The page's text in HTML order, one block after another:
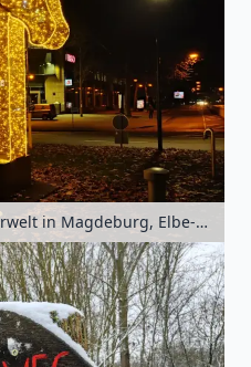
Lichtskulptur auf der Lichterwelt in Magdeburg, Elbe-Börde-Heide, Sachsen-Anhalt, Deutschland